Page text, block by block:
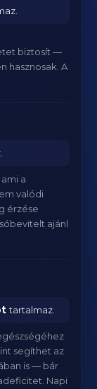
biztosít —
hasznosak. A
a
valódi
érzése
ajánl
tartalmaz.
segíthet az
is — bár
Napi